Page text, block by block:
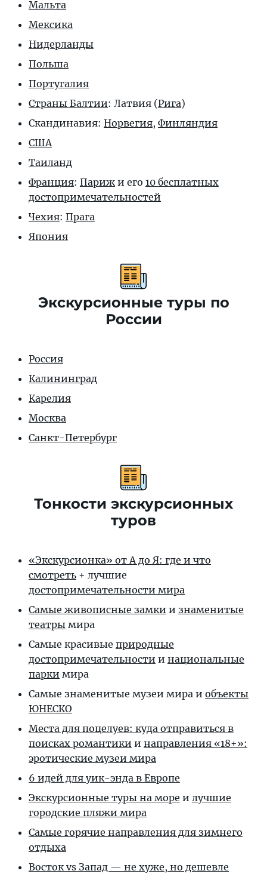
Мальта
Мексика
Нидерланды
Польша
Португалия
Страны Балтии: Латвия (Рига)
Скандинавия: Норвегия, Финляндия
США
Таиланд
Франция: Париж и его 10 бесплатных
достопримечательностей
Чехия: Прага
Япония
Экскурсионные туры по
России
Россия
Калининград
Карелия
Москва
Санкт-Петербург
Тонкости экскурсионных
туров
«Экскурсионка» от А до Я: где и что
смотреть + лучшие
достопримечательности мира
Самые живописные замки и знаменитые
театры мира
Самые красивые природные
достопримечательности и национальные
парки мира
Самые знаменитые музеи мира и объекты
ЮНЕСКО
Места для поцелуев: куда отправиться в
поисках романтики и направления «18+»:
эротические музеи мира
6 идей для уик-энда в Европе
Экскурсионные туры на море и лучшие
городские пляжи мира
Самые горячие направления для зимнего
отдыха
Восток vs Запад — не хуже, но дешевле